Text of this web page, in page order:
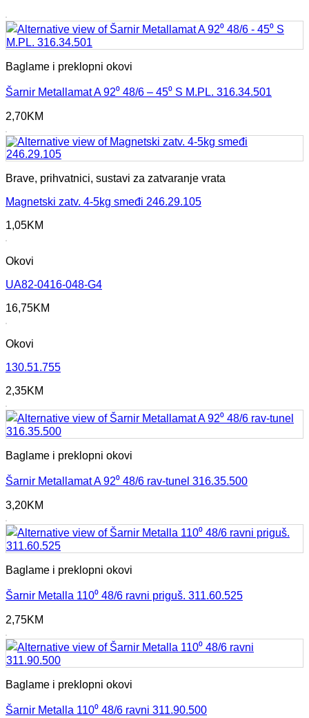
Baglame i preklopni okovi
Šarnir Metallamat A 92⁰ 48/6 – 45⁰ S M.PL. 316.34.501
2,70KM
Brave, prihvatnici, sustavi za zatvaranje vrata
Magnetski zatv. 4-5kg smeđi 246.29.105
1,05KM
Okovi
UA82-0416-048-G4
16,75KM
Okovi
130.51.755
2,35KM
Baglame i preklopni okovi
Šarnir Metallamat A 92⁰ 48/6 rav-tunel 316.35.500
3,20KM
Baglame i preklopni okovi
Šarnir Metalla 110⁰ 48/6 ravni priguš. 311.60.525
2,75KM
Baglame i preklopni okovi
Šarnir Metalla 110⁰ 48/6 ravni 311.90.500